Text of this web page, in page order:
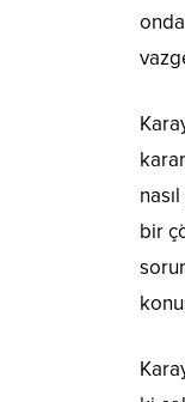
bir